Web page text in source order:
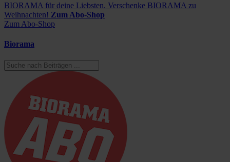
BIORAMA für deine Liebsten. Verschenke BIORAMA zu
Weihnachten! Zum Abo-Shop
Zum Abo-Shop
Biorama